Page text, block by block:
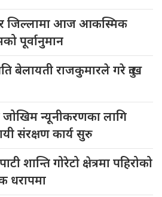
जिल्लामा आज आकस्मिक
पूर्वानुमान
बेलायती राजकुमारले गरे दुःख
जोखिम न्यूनीकरणका लागि
संरक्षण कार्य सुरु
शान्ति गोरेटो क्षेत्रमा पहिरोको
धरापमा